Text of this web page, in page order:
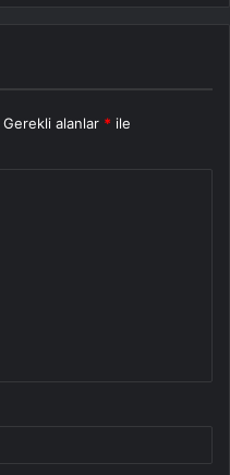
Gerekli alanlar * ile